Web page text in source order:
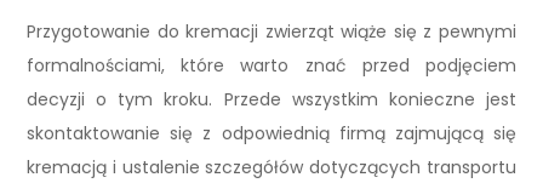
Przygotowanie do kremacji zwierząt wiąże się z pewnymi
formalnościami, które warto znać przed podjęciem
decyzji o tym kroku. Przede wszystkim konieczne jest
skontaktowanie się z odpowiednią firmą zajmującą się
kremacją i ustalenie szczegółów dotyczących transportu